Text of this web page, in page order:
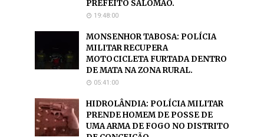
PREFEITO SALOMÃO.
19:48:00
MONSENHOR TABOSA: POLÍCIA
MILITAR RECUPERA
MOTOCICLETA FURTADA DENTRO
DE MATA NA ZONA RURAL.
05:41:00
HIDROLÂNDIA: POLÍCIA MILITAR
PRENDE HOMEM DE POSSE DE
UMA ARMA DE FOGO NO DISTRITO